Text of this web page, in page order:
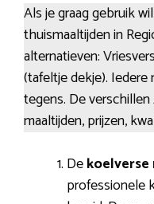
Als je graag gebruik
thuismaaltijden in
alternatieven:
(tafeltje dekje).
tegens. De
maaltijden, prijzen,
De
professionele